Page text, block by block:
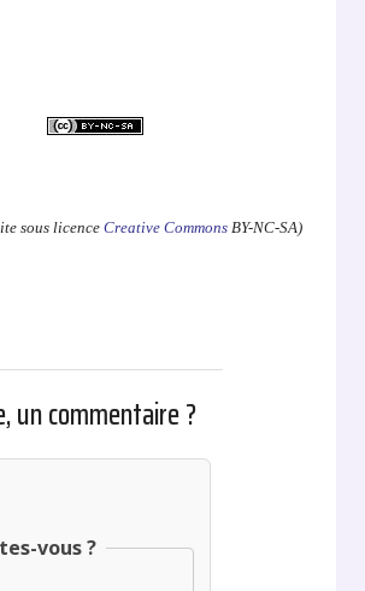
sous licenceCreative CommonsBY-NC-SA)
un commentaire ?
vous ?